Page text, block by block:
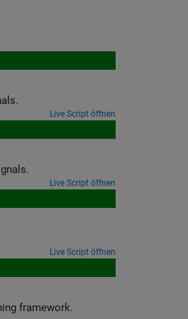
Live Script öffnen
in Signal Analyzer to restore missing samples in signals.
Live Script öffnen
Live Script öffnen
framework.